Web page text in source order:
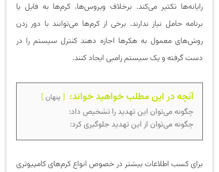
رایانه‌ها تکثیر می‌کند. برخلاف ویروس‌ها، کرم‌ها به فایل یا
برنامه حامل نیاز ندارند. برخی از کرم‌ها می‌توانند با دور زدن
روش‌های معمول به هکرها اجازه دهند کنترل سیستم را در
دست گرفته و یک سیستم زامبی ایجاد کنند.
آنچه در این مطلب خواهید خواند: پنهان
چگونه می‌توان این تهدید را تشخیص داد:
چگونه می‌توان از این تهدید جلوگیری کرد:
برای کسب اطلاعات بیشتر در خصوص انواع کرم‌های کامپیوتری